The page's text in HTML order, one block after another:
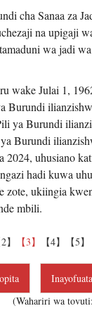
cha Sanaa za
na upigaji
wa jadi
wake Julai 1,
Burundi
ya Burundi
Burundi
2024, uhusiano
hadi kuwa
zote, ukiingia
mbili.
2】 【3】 【4】 【5】
Inayofuata
(Wahariri wa